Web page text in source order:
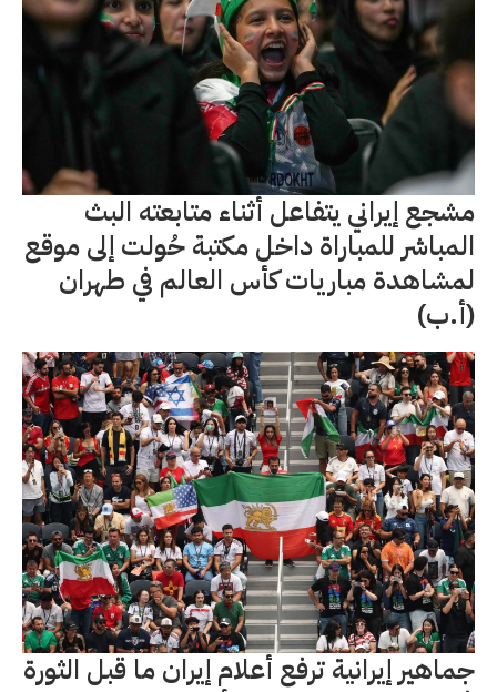
مشجع إيراني يتفاعل أثناء متابعته البث
المباشر للمباراة داخل مكتبة حُولت إلى موقع
لمشاهدة مباريات كأس العالم في طهران
(أ.ب)
جماهير إيرانية ترفع أعلام إيران ما قبل الثورة